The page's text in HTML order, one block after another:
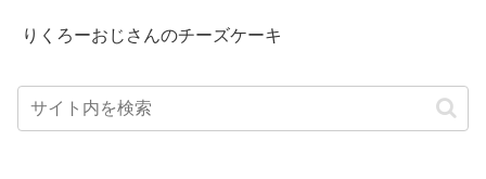
りくろーおじさんのチーズケーキ